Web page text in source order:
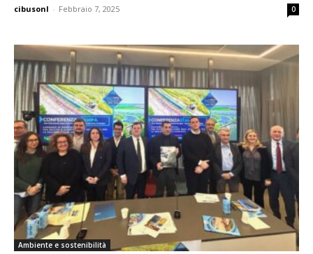
cibusonl - Febbraio 7, 2025 0
Ambiente e sostenibilità